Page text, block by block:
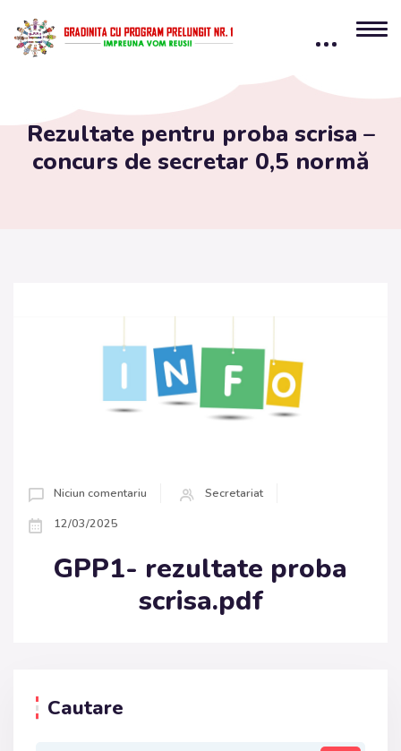
Rezultate pentru proba scrisa –
concurs de secretar 0,5 normă
Niciun comentariu
Secretariat
12/03/2025
GPP1- rezultate proba
scrisa.pdf
Cautare